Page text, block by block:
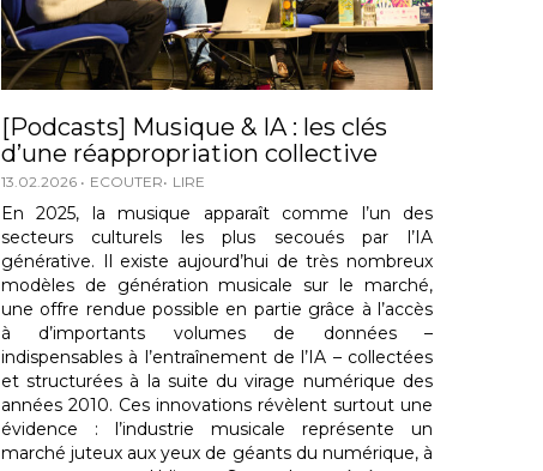
[Podcasts] Musique & IA : les clés
d’une réappropriation collective
13.02.2026 ECOUTER LIRE
En 2025, la musique apparaît comme l’un des
secteurs culturels les plus secoués par l’IA
générative. Il existe aujourd’hui de très nombreux
modèles de génération musicale sur le marché,
une offre rendue possible en partie grâce à l’accès
à d’importants volumes de données –
indispensables à l’entraînement de l’IA – collectées
et structurées à la suite du virage numérique des
années 2010. Ces innovations révèlent surtout une
évidence : l’industrie musicale représente un
marché juteux aux yeux de géants du numérique, à